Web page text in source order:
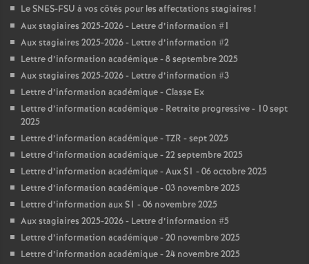
Le SNES-FSU à vos côtés pour les affectations stagiaires !
Aux stagiaires 2025-2026 - Lettre d’information #1
Aux stagiaires 2025-2026 - Lettre d’information #2
Lettre d’information académique - 8 septembre 2025
Aux stagiaires 2025-2026 - Lettre d’information #3
Lettre d’information académique - Classe Ex
Lettre d’information académique - Retraite progressive - 10 sept
2025
Lettre d’information académique - TZR - sept 2025
Lettre d’information académique - 22 septembre 2025
Lettre d’information académique - Aux S1 - 06 octobre 2025
Lettre d’information académique - 03 novembre 2025
Lettre d’information aux S1 - 06 novembre 2025
Aux stagiaires 2025-2026 - Lettre d’information #5
Lettre d’information académique - 20 novembre 2025
Lettre d’information académique - 24 novembre 2025